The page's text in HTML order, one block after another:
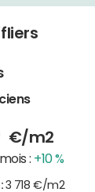
€/m2
: +10 %
3 718 €/m2